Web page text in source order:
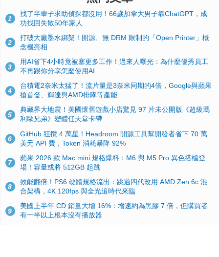
1
找了半輩子求助偵探都沒用！66歲加拿大男子靠ChatGPT，成
功找回失散50年家人
2
打破大廠墨水綁架！開源、無 DRM 限制的「Open Printer」概
念機亮相
3
用AI省下4小時竟被塞更多工作！過來人曝光：為什麼優秀員工
不再跟你分享怎麼使用AI
4
台積電2奈米太猛了！流片量是3奈米同期的4倍，Google與蘋果
搶首發、輝達與AMD排隊等產能
5
典藏界大地震！美國懷舊遊戲小店驚見 97 片未公開版《超級瑪
利歐兄弟》變體任天堂卡帶
6
GitHub 狂攬 4 萬星！Headroom 開源工具幫開發者省下 70 萬
美元 API 費，Token 消耗暴降 92%
7
蘋果 2026 款 Mac mini 規格爆料：M6 與 M5 Pro 異色搭檔登
場！容量或將 512GB 起跳
8
效能翻倍！PS6 硬體規格流出：跳過四代改用 AMD Zen 6c 混
合架構，4K 120fps 與全光追時代來臨
9
美國上半年 CD 銷量大增 16%：增速約為黑膠 7 倍，但購買者
有一半以上根本沒有播放器